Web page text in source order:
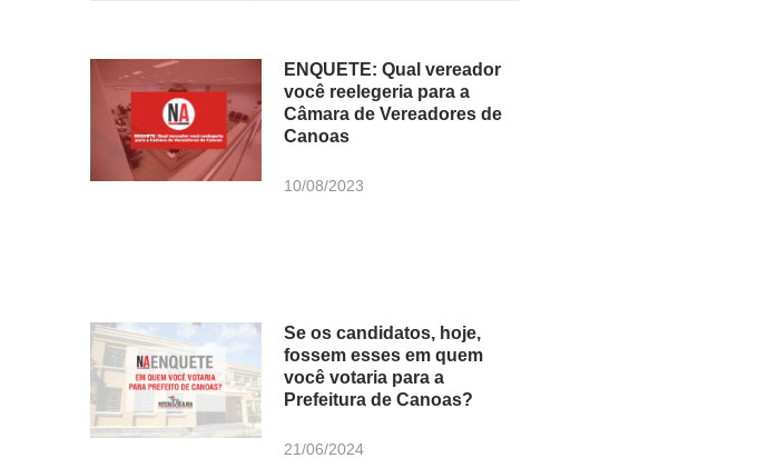
ENQUETE: Qual vereador
você reelegeria para a
Câmara de Vereadores de
Canoas
10/08/2023
Se os candidatos, hoje,
fossem esses em quem
você votaria para a
Prefeitura de Canoas?
21/06/2024